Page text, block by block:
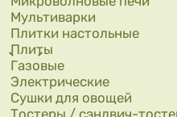
Мультиварки
Плитки настольные
Плиты
Газовые
Электрические
Сушки для овощей
Тостеры / сэндвич-